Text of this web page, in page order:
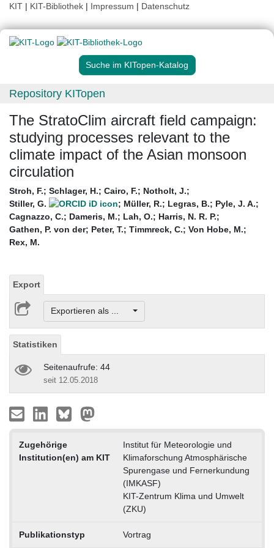
KIT | KIT-Bibliothek | Impressum | Datenschutz
Suche im KITopen-Katalog
Repository KITopen
The StratoClim aircraft field campaign:
studying processes relevant to the
climate impact of the Asian monsoon
circulation
Stroh, F.; Schlager, H.; Cairo, F.; Notholt, J.;
Stiller, G.
; Müller, R.; Legras, B.; Pyle, J. A.;
Cagnazzo, C.; Dameris, M.; Lah, O.; Harris, N. R. P.;
Gathen, P. von der; Peter, T.; Timmreck, C.; Von Hobe, M.;
Rex, M.
Export
Exportieren als ...
Statistiken
Seitenaufrufe: 44
seit 12.05.2018
Zugehörige
Institution(en) am KIT
Institut für Meteorologie und
Klimaforschung Atmosphärische
Spurengase und Fernerkundung
(IMKASF)
KIT-Zentrum Klima und Umwelt
(ZKU)
Publikationstyp Vortrag